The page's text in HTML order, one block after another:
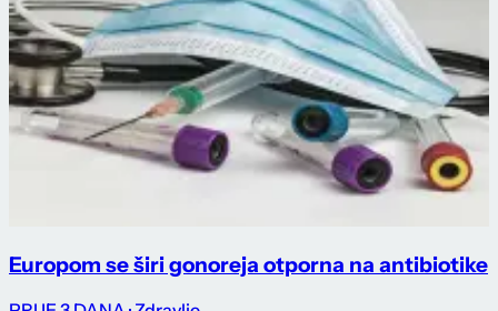
Europom se širi gonoreja otporna na antibiotike